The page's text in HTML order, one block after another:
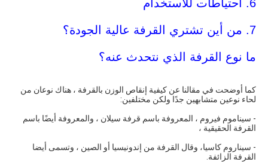
6. احتياطات للاستخدام
7. من أين تشتري القرفة عالية الجودة؟
ما نوع القرفة الذي نتحدث عنه؟
كما أوضحت في مقالنا عن كيفية إنقاص الوزن بالقرفة ، هناك نوعان من
لحاء نوعين متشابهين جدًا ولكن مختلفين:
- سيناموم فيروم ، المعروفة باسم قرفة سيلان ، والمعروفة أيضًا باسم
القرفة الحقيقية ،
- سيناروم كاسيا، وقال القرفة من إندونيسيا أو الصين ، وتسمى أيضا
القرفة الزائفة.